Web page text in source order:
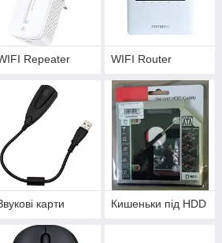
Repeater WIFI Router
карти Кишеньки під HDD